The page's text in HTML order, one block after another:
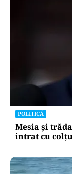
POLITICĂ
Mesia și
intrat cu